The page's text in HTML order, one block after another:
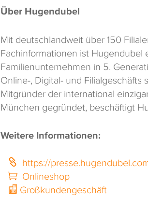
Über Hugendubel
Mit deutschlandweit über 150
Fachinformationen ist
Familienunternehmen in 5.
Online-, Digital- und
Mitgründer der international
München gegründet, beschäftigt
Weitere Informationen:
https://
Onlineshop
Großkundengeschäft